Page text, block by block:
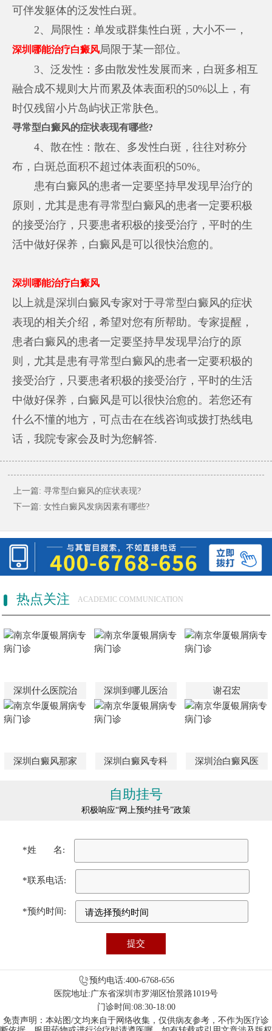
可伴发躯体的泛发性白斑。
2、局限性：单发或群集性白斑，大小不一，
深圳哪能治疗白癜风局限于某一部位。
3、泛发性：多由散发性发展而来，白斑多相互
融合成不规则大片而累及体表面积的50%以上，有
时仅残留小片岛屿状正常肤色。
寻常型白癜风的症状表现有哪些?
4、散在性：散在、多发性白斑，往往对称分
布，白斑总面积不超过体表面积的50%。
患有白癜风的患者一定要坚持早发现早治疗的
原则，尤其是患有寻常型白癜风的患者一定要积极
的接受治疗，只要患者积极的接受治疗，平时的生
活中做好保养，白癜风是可以很快治愈的。
深圳哪能治疗白癜风
以上就是深圳白癜风专家对于寻常型白癜风的症状
表现的相关介绍，希望对您有所帮助。专家提醒，
患者白癜风的患者一定要坚持早发现早治疗的原
则，尤其是患有寻常型白癜风的患者一定要积极的
接受治疗，只要患者积极的接受治疗，平时的生活
中做好保养，白癜风是可以很快治愈的。若您还有
什么不懂的地方，可点击在在线咨询或拨打热线电
话，我院专家会及时为您解答.
上一篇: 寻常型白癜风的症状表现?
下一篇: 女性白癜风发病因素有哪些?
热点关注 ACADEMIC COMMUNICATION
深圳什么医院治 深圳到哪儿医治 谢召宏
深圳白癜风那家 深圳白癜风专科 深圳治白癜风医
自助挂号
积极响应“网上预约挂号”政策
*姓 名:
*联系电话:
*预约时间:
预约电话:400-6768-656
医院地址:广东省深圳市罗湖区怡景路1019号
门诊时间:08:30-18:00
免责声明：本站图/文均来自于网络收集，仅供病友参考，不作为医疗诊